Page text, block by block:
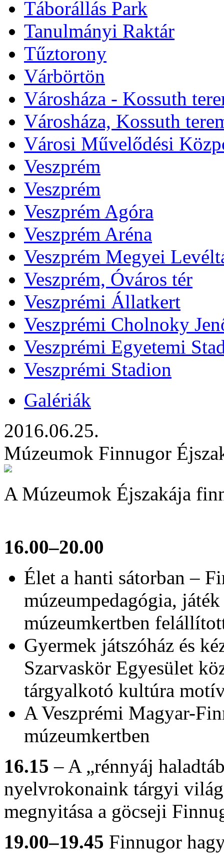
Táborállás Park
Tanulmányi Raktár
Tűztorony
Várbörtön
Városháza - Kossuth
Városháza, Kossuth
Városi Művelődési
Veszprém
Veszprém
Veszprém Agóra
Veszprém Aréna
Veszprém Megyei
Veszprém, Óváros tér
Veszprémi Állatkert
Veszprémi Cholnoky
Veszprémi Egyetemi
Veszprémi Stadion
Galériák
2016.06.25.
Múzeumok Finnugor
A Múzeumok Éjszakája
16.00–20.00
Élet a hanti sátorban –
múzeumpedagógia,
múzeumkertben
Gyermek játszóház és
Szarvaskör Egyesület
tárgyalkotó kultúra
A Veszprémi Magyar-
múzeumkertben
16.15 – A „rénnyáj
nyelvrokonaink tárgyi
megnyitása a göcseji
19.00–19.45 Finnugor